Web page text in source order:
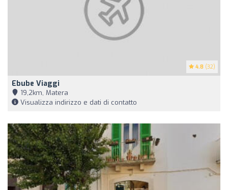
4.8 (32)
Ebube Viaggi
19,2km, Matera
Visualizza indirizzo e dati di contatto